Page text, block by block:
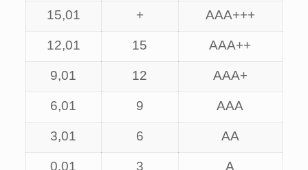
15,01 + AAA+++
12,01 15 AAA++
9,01 12 AAA+
6,01 9 AAA
3,01 6 AA
0,01 3 A